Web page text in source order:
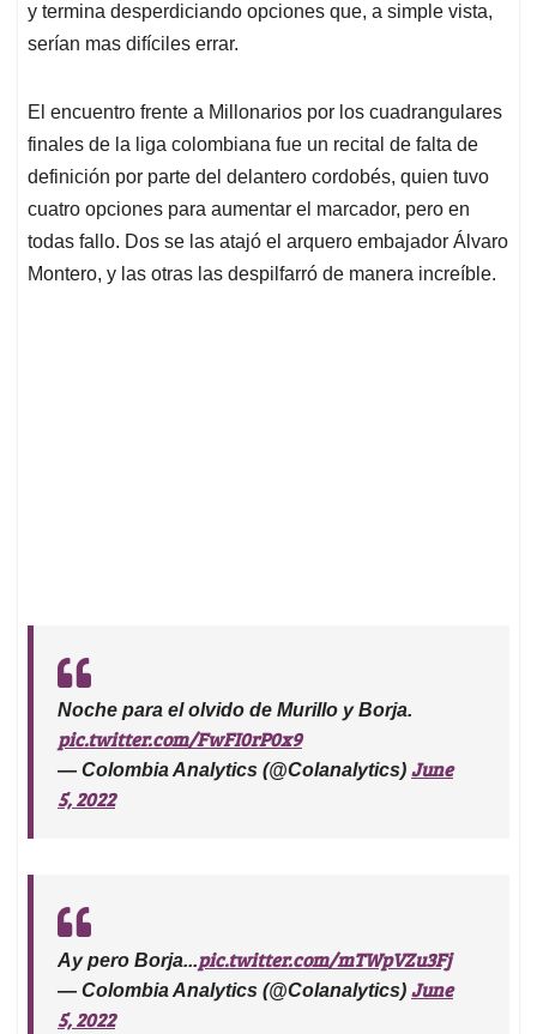
y termina desperdiciando opciones que, a simple vista,
serían mas difíciles errar.
El encuentro frente a Millonarios por los cuadrangulares
finales de la liga colombiana fue un recital de falta de
definición por parte del delantero cordobés, quien tuvo
cuatro opciones para aumentar el marcador, pero en
todas fallo. Dos se las atajó el arquero embajador Álvaro
Montero, y las otras las despilfarró de manera increíble.
Noche para el olvido de Murillo y Borja.
pic.twitter.com/FwFI0rP0x9
— Colombia Analytics (@Colanalytics) June
5, 2022
Ay pero Borja...pic.twitter.com/mTWpVZu3Fj
— Colombia Analytics (@Colanalytics) June
5, 2022